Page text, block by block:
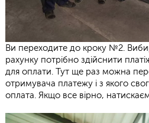
Ви переходите до кроку №2.
рахунку потрібно здійснити
для оплати. Тут ще раз можна
отримувача платежу і з якого
оплата. Якщо все вірно,